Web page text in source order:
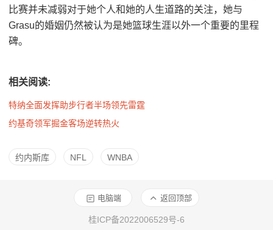
比赛并未减弱对于她个人和她的人生道路的关注，她与
Grasu的婚姻仍然被认为是她篮球生涯以外一个重要的里程
碑。
相关阅读:
特纳全面发挥助步行者半场领先雷霆
约基奇领军掘金客场逆转热火
约内斯库 NFL WNBA
电脑端 返回顶部
桂ICP备2022006529号-6